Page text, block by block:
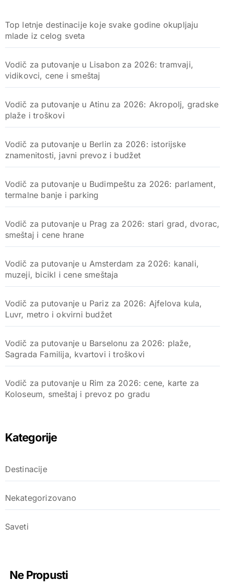
Top letnje destinacije koje svake godine okupljaju
mlade iz celog sveta
Vodič za putovanje u Lisabon za 2026: tramvaji,
vidikovci, cene i smeštaj
Vodič za putovanje u Atinu za 2026: Akropolj, gradske
plaže i troškovi
Vodič za putovanje u Berlin za 2026: istorijske
znamenitosti, javni prevoz i budžet
Vodič za putovanje u Budimpeštu za 2026: parlament,
termalne banje i parking
Vodič za putovanje u Prag za 2026: stari grad, dvorac,
smeštaj i cene hrane
Vodič za putovanje u Amsterdam za 2026: kanali,
muzeji, bicikl i cene smeštaja
Vodič za putovanje u Pariz za 2026: Ajfelova kula,
Luvr, metro i okvirni budžet
Vodič za putovanje u Barselonu za 2026: plaže,
Sagrada Familija, kvartovi i troškovi
Vodič za putovanje u Rim za 2026: cene, karte za
Koloseum, smeštaj i prevoz po gradu
Kategorije
Destinacije
Nekategorizovano
Saveti
Ne Propusti